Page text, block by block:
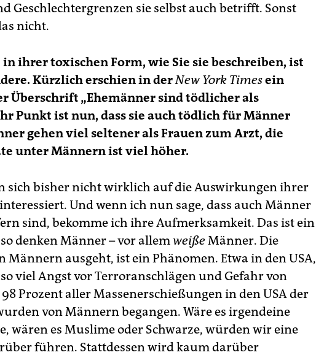
Geschlechtergrenzen sie selbst auch betrifft. Sonst
nicht.
ihrer toxischen Form, wie Sie sie beschreiben, ist
Kürzlich erschien in derNew York Timesein
Überschrift „Ehemänner sind tödlicher als
Punkt ist nun, dass sie auch tödlich für Männer
gehen viel seltener als Frauen zum Arzt, die
unter Männern ist viel höher.
sich bisher nicht wirklich auf die Auswirkungen ihrer
Und wenn ich nun sage, dass auch Männer
sind, bekomme ich ihre Aufmerksamkeit. Das ist ein
denken Männer – vor allemweißeMänner. Die
Männern ausgeht, ist ein Phänomen. Etwa in den USA,
viel Angst vor Terroranschlägen und Gefahr von
Prozent aller Massenerschießungen in den USA der
von Männern begangen. Wäre es irgendeine
wären es Muslime oder Schwarze, würden wir eine
führen. Stattdessen wird kaum darüber